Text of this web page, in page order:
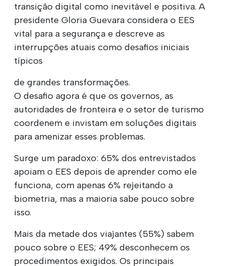
transição digital como inevitável e positiva. A
presidente Gloria Guevara considera o EES
vital para a segurança e descreve as
interrupções atuais como desafios iniciais
típicos
de grandes transformações.
O desafio agora é que os governos, as
autoridades de fronteira e o setor de turismo
coordenem e invistam em soluções digitais
para amenizar esses problemas.
Surge um paradoxo: 65% dos entrevistados
apoiam o EES depois de aprender como ele
funciona, com apenas 6% rejeitando a
biometria, mas a maioria sabe pouco sobre
isso.
Mais da metade dos viajantes (55%) sabem
pouco sobre o EES; 49% desconhecem os
procedimentos exigidos. Os principais